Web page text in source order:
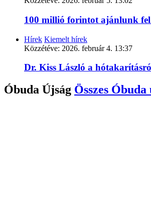
100 millió forintot ajánlunk fel
Hírek Kiemelt hírek
Közzétéve: 2026. február 4. 13:37
Dr. Kiss László a
Óbuda Újság Összes Óbuda